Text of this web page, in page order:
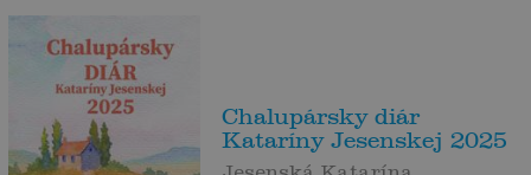
Chalupársky diár
Kataríny Jesenskej 2025
Jesenská Katarína